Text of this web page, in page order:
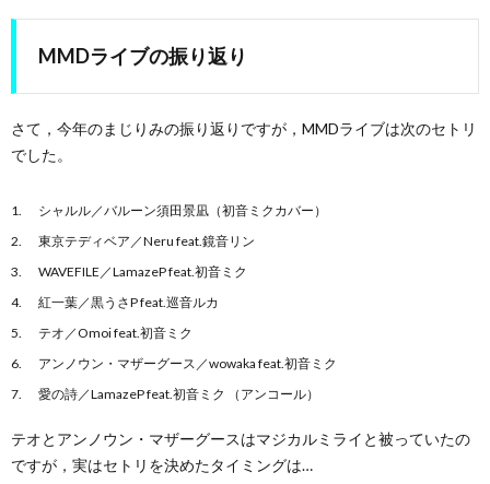
MMDライブの振り返り
さて，今年のまじりみの振り返りですが，MMDライブは次のセトリ
でした。
シャルル／バルーン須田景凪（初音ミクカバー）
東京テディベア／Neru feat.鏡音リン
WAVEFILE／LamazeP feat.初音ミク
紅一葉／黒うさP feat.巡音ルカ
テオ／Omoi feat.初音ミク
アンノウン・マザーグース／wowaka feat.初音ミク
愛の詩／LamazeP feat.初音ミク （アンコール）
テオとアンノウン・マザーグースはマジカルミライと被っていたの
ですが，実はセトリを決めたタイミングは…